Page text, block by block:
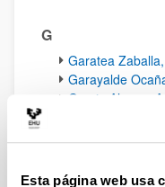
Esta página web usa
G
Garatea
Garayalde
Garcia Alonso,
Gonzalez